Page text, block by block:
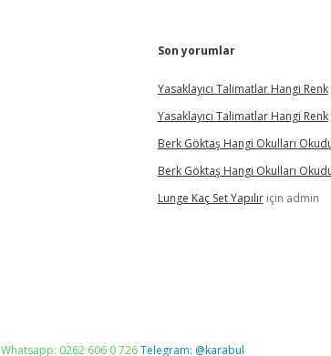
Son yorumlar
Yasaklayıcı Talimatlar Hangi Renk
Yasaklayıcı Talimatlar Hangi Renk
Berk Göktaş Hangi Okulları
Berk Göktaş Hangi Okulları
Lunge Kaç Set Yapılıriçin admin
Whatsapp: 0262 606 0 726Telegram: @karabul